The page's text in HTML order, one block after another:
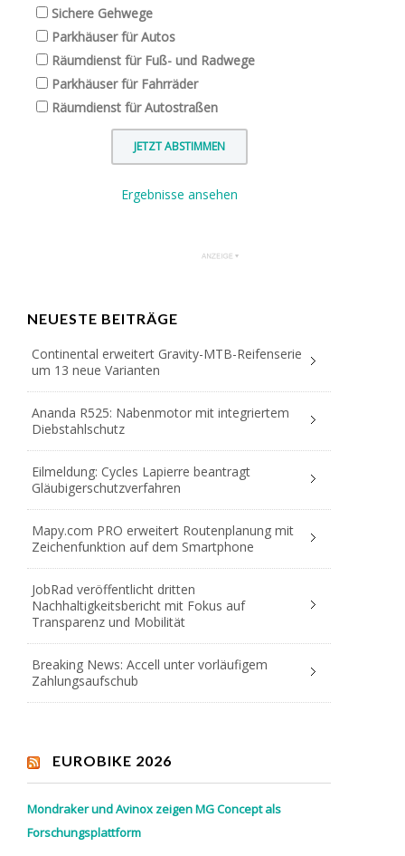
Sichere Gehwege
Parkhäuser für Autos
Räumdienst für Fuß- und Radwege
Parkhäuser für Fahrräder
Räumdienst für Autostraßen
Ergebnisse ansehen
NEUESTE BEITRÄGE
Continental erweitert Gravity-MTB-Reifenserie
um 13 neue Varianten
Ananda R525: Nabenmotor mit integriertem
Diebstahlschutz
Eilmeldung: Cycles Lapierre beantragt
Gläubigerschutzverfahren
Mapy.com PRO erweitert Routenplanung mit
Zeichenfunktion auf dem Smartphone
JobRad veröffentlicht dritten
Nachhaltigkeitsbericht mit Fokus auf
Transparenz und Mobilität
Breaking News: Accell unter vorläufigem
Zahlungsaufschub
EUROBIKE 2026
Mondraker und Avinox zeigen MG Concept als
Forschungsplattform